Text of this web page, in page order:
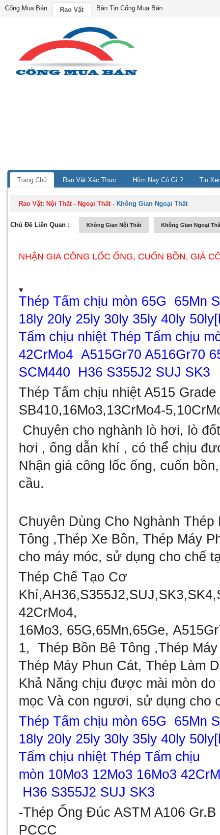
Cổng Mua Bán Rao Vặt Bản Tin Cổng Mua Bán
Trang Chủ Rao Vặt Xác Thực Hôm Nay Có Gì ? Tin
Rao Vặt: Nội Thất - Ngoại Thất- Không Gian Ngoại Thất
Chủ Đề Liên Quan : Không Gian Nội Thất Không Gian Ngoại
NHẬN GIA CÔNG LỐC ỐNG, CUỐN BỒN, GIÁ
Thép Tấm chịu mòn 65G 65Mn
18ly 20ly 25ly 30ly 35ly 40ly
Tấm chịu nhiệt Thép Tấm chịu
42CrMo4 A515Gr70 A516Gr70
SCM440 H36 S355J2 SUJ SK3
Thép Tấm chịu nhiệt A515
SB410,16Mo3,13CrMo4-
Chuyên cho nghành lò hơi, lò
hơi , ống dẫn khí , có thể chịu
Nhận giá công lốc ống, cuốn
cầu.
Chuyên Dùng Cho Nghành
Tông ,Thép Xe Bồn, Thép Máy
cho máy móc, sử dụng cho chế
Thép Chế Tạo Cơ
Khí
42CrMo4,
16Mo3, 65G,65Mn,65Ge,
1, Thép Bồn Bê Tông ,Thép
Thép Máy Phun Cát, Thép Làm
Khả Năng chịu được mài mòn
mọc Và con ngươi, sử dụng cho
Thép Tấm chịu mòn 65G 65Mn
18ly 20ly 25ly 30ly 35ly 40ly
Tấm chịu nhiệt Thép Tấm chịu
mòn 10Mo3 12Mo3 16Mo3
H36 S355J2 SUJ SK3
-Thép Ống Đúc ASTM A106
PCCC